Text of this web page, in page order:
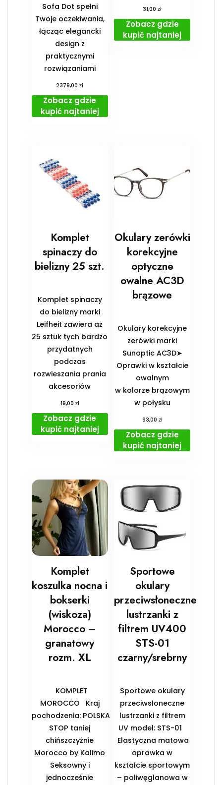
Sofa Dot spełni
Twoje oczekiwania,
łącząc elegancki
design z
praktycznymi
rozwiązaniami
2379,00zł
Zobacz gdzie
kupić najtaniej
31,00zł
Zobacz gdzie
kupić najtaniej
Komplet
spinaczy do
bielizny 25 szt.
Komplet spinaczy
do bielizny marki
Leifheit zawiera aż
25 sztuk tych bardzo
przydatnych
podczas
rozwieszania prania
akcesoriów
19,00 zł
Zobacz gdzie
kupić najtaniej
Okulary zerówki
korekcyjne
optyczne
owalne AC3D
brązowe
Okulary korekcyjne
zerówki marki
Sunoptic AC3D➤
Oprawki w kształcie
owalnym
w kolorze brązowym
w połysku
93,00 zł
Zobacz gdzie
kupić najtaniej
Komplet
koszulka nocna i
bokserki
(wiskoza)
Morocco –
granatowy
rozm. XL
KOMPLET
MOROCCO Kraj
pochodzenia: POLSKA
STOP taniej
chińszczyźnie
Morocco by Kalimo
Seksowny i
jednocześnie
Sportowe
okulary
przeciwsłoneczne
lustrzanki z
filtrem UV400
STS-01
czarny/srebrny
Sportowe okulary
przeciwsłoneczne
lustrzanki z filtrem
UV model: STS-01
Elastyczna matowa
oprawka w
kształcie sportowym
– poliwęglanowa w